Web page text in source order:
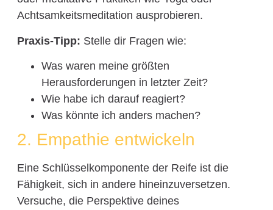
Achtsamkeitsmeditation ausprobieren.
Praxis-Tipp: Stelle dir Fragen wie:
Was waren meine größten
Herausforderungen in letzter Zeit?
Wie habe ich darauf reagiert?
Was könnte ich anders machen?
2. Empathie entwickeln
Eine Schlüsselkomponente der Reife ist die
Fähigkeit, sich in andere hineinzuversetzen.
Versuche, die Perspektive deines